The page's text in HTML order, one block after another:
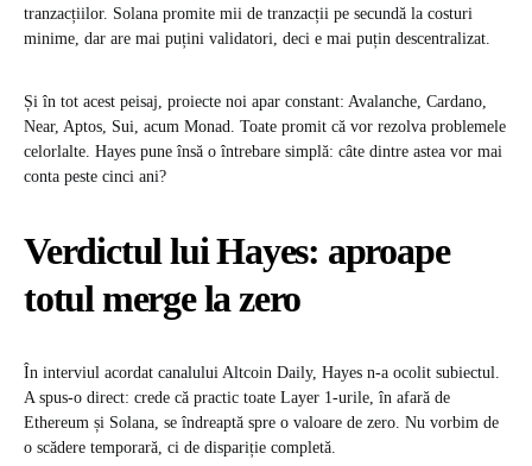
tranzacțiilor. Solana promite mii de tranzacții pe secundă la costuri
minime, dar are mai puțini validatori, deci e mai puțin descentralizat.
Și în tot acest peisaj, proiecte noi apar constant: Avalanche, Cardano,
Near, Aptos, Sui, acum Monad. Toate promit că vor rezolva problemele
celorlalte. Hayes pune însă o întrebare simplă: câte dintre astea vor mai
conta peste cinci ani?
Verdictul lui Hayes: aproape
totul merge la zero
În interviul acordat canalului Altcoin Daily, Hayes n-a ocolit subiectul.
A spus-o direct: crede că practic toate Layer 1-urile, în afară de
Ethereum și Solana, se îndreaptă spre o valoare de zero. Nu vorbim de
o scădere temporară, ci de dispariție completă.